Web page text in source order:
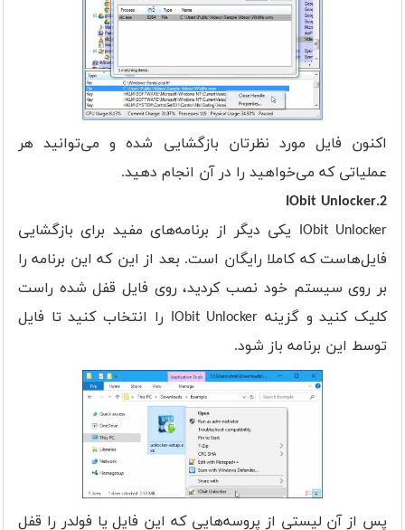
اکنون فایل مورد نظرتان بازگشایی شده و می‌توانید هر
عملیاتی که می‌خواهید را در آن انجام دهید.
2.IObit Unlocker
IObit Unlocker یکی دیگر از برنامه‌های مفید برای بازگشایی
فایل‌هاست که کاملا رایگان است. بعد از این که این برنامه را
بر روی سیستم خود نصب کردید، روی فایل قفل شده راست
کلیک کنید و گزینه IObit Unlocker را انتخاب کنید تا فایل
توسط این برنامه باز شود.
پس از آن لیستی از پروسه‌هایی که این فایل یا فولدر را قفل